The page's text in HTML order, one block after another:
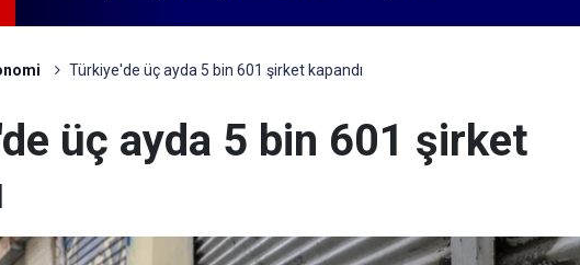
Türkiye'de üç ayda 5 bin 601 şirket kapandı
üç ayda 5 bin 601 şirket